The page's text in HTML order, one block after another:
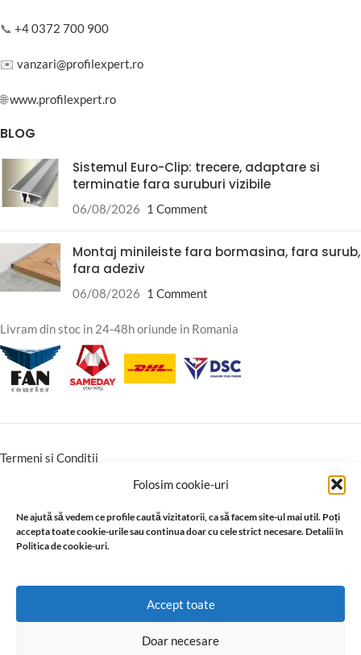
Folosim cookie-uri
Ne ajută să vedem ce profile caută vizitatorii, ca să facem site-ul mai util. Poți
accepta toate cookie-urile sau continua doar cu cele strict necesare. Detalii în
Politica de cookie-uri.
Accept toate
Doar necesare
📞 +4 0372 700 900
✉️ vanzari@profilexpert.ro
🌐www.profilexpert.ro
BLOG
Sistemul Euro-Clip: trecere, adaptare si
terminatie fara suruburi vizibile
06/08/2026 1 Comment
Montaj minileiste fara bormasina, fara surub,
fara adeziv
06/08/2026 1 Comment
Livram din stoc in 24-48h oriunde in Romania
Termeni si Conditii